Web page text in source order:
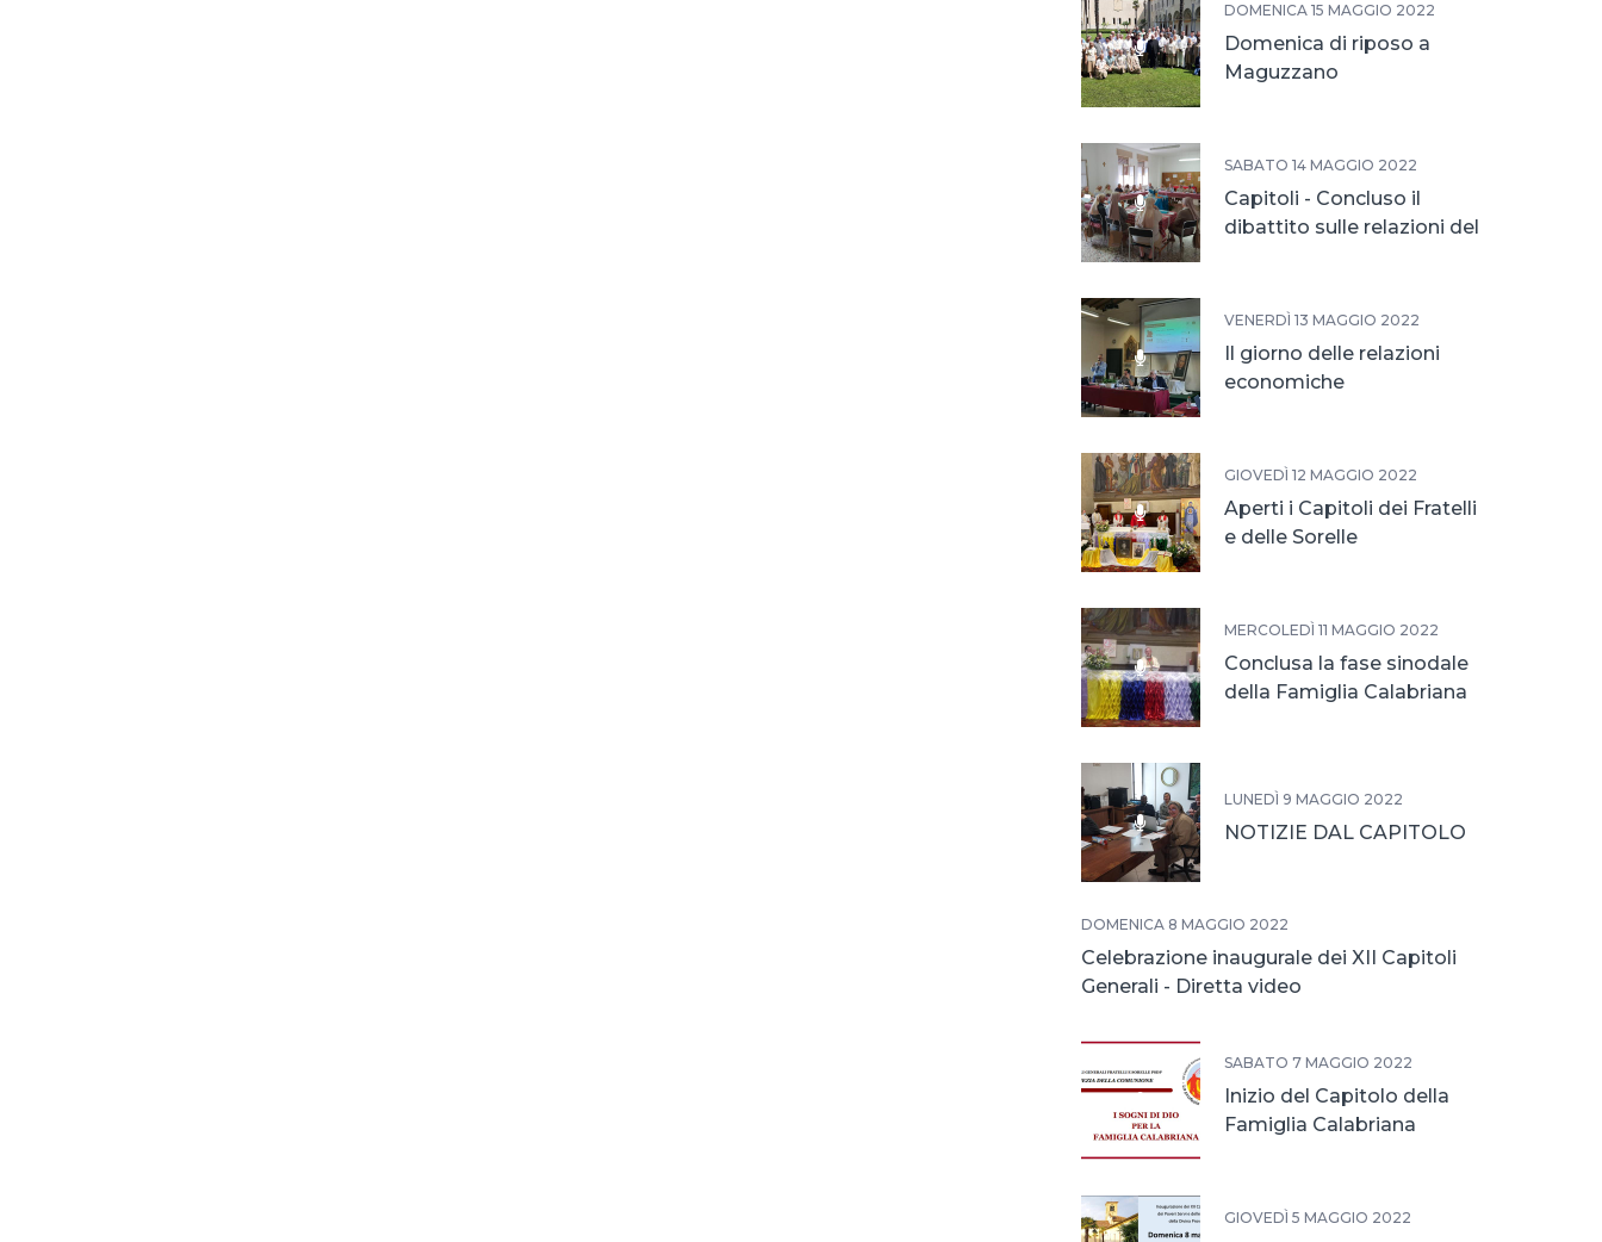
DOMENICA 15 MAGGIO 2022
Domenica di riposo a
Maguzzano
SABATO 14 MAGGIO 2022
Capitoli - Concluso il
dibattito sulle relazioni del
VENERDÌ 13 MAGGIO 2022
Il giorno delle relazioni
economiche
GIOVEDÌ 12 MAGGIO 2022
Aperti i Capitoli dei Fratelli
e delle Sorelle
MERCOLEDÌ 11 MAGGIO 2022
Conclusa la fase sinodale
della Famiglia Calabriana
LUNEDÌ 9 MAGGIO 2022
NOTIZIE DAL CAPITOLO
DOMENICA 8 MAGGIO 2022
Celebrazione inaugurale dei XII Capitoli
Generali - Diretta video
SABATO 7 MAGGIO 2022
Inizio del Capitolo della
Famiglia Calabriana
GIOVEDÌ 5 MAGGIO 2022